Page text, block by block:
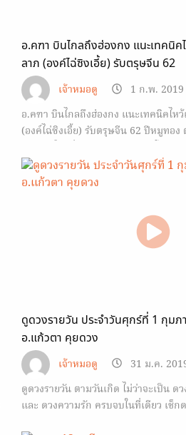
อ.คฑา บินไกลถึงฮ่องกง แนะเทคนิค
ลาภ (องค์ไฉ่ซิงเอี้ย) รับตรุษจีน 62
เจ้าหมอดู
1 ก.พ. 2019
อ.คฑา บินไกลถึงฮ่องกง แนะเทคนิคไหว้
(องค์ไฉ่ซิงเอี้ย) รับตรุษจีน 62 ปีหมูทอ
พิเศษจาก…
ดูดวงรายวัน ประจำวันศุกร์ที่ 1 กุม
อ.แก้วตา คุยดวง
เจ้าหมอดู
31 ม.ค.
ดูดวงรายวัน ตามวันเกิด ไม่ว่าจะเป็น ด
และ ดวงความรัก ครบจบในที่เดียว เช็ก